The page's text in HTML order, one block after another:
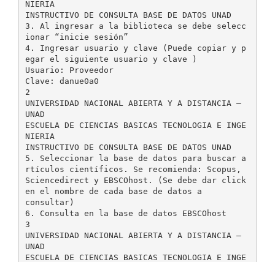
NIERIA
INSTRUCTIVO DE CONSULTA BASE DE DATOS UNAD
3. Al ingresar a la biblioteca se debe selecc
ionar “inicie sesión”
4. Ingresar usuario y clave (Puede copiar y p
egar el siguiente usuario y clave )
Usuario: Proveedor
Clave: danue0a0
2
UNIVERSIDAD NACIONAL ABIERTA Y A DISTANCIA –
UNAD
ESCUELA DE CIENCIAS BASICAS TECNOLOGIA E INGE
NIERIA
INSTRUCTIVO DE CONSULTA BASE DE DATOS UNAD
5. Seleccionar la base de datos para buscar a
rtículos científicos. Se recomienda: Scopus,
Sciencedirect y EBSCOhost. (Se debe dar click
en el nombre de cada base de datos a
consultar)
6. Consulta en la base de datos EBSCOhost
3
UNIVERSIDAD NACIONAL ABIERTA Y A DISTANCIA –
UNAD
ESCUELA DE CIENCIAS BASICAS TECNOLOGIA E INGE